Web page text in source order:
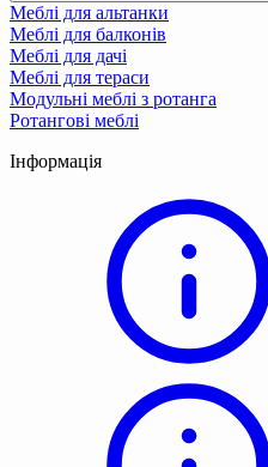
Меблі для альтанки
Меблі для балконів
Меблі для дачі
Меблі для тераси
Модульні меблі з ротанга
Ротангові меблі
Інформація